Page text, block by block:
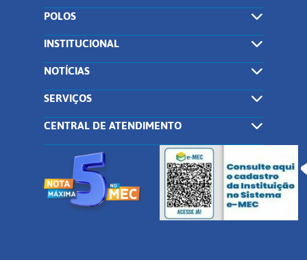
POLOS
INSTITUCIONAL
NOTÍCIAS
SERVIÇOS
CENTRAL DE ATENDIMENTO